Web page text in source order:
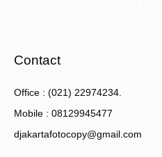
Contact
Office : (021) 22974234.
Mobile : 08129945477
djakartafotocopy@gmail.com